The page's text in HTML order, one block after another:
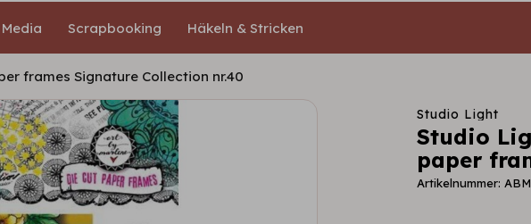
Scrapbooking Häkeln & Stricken
frames Signature Collection nr.40
Studio Light
Studio
paper
Artikelnummer: